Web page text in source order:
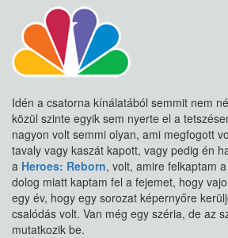
Idén a csatorna kínálatából semmit nem
közül szinte egyik sem nyerte el a
nagyon volt semmi olyan, ami megfogott
tavaly vagy kaszát kapott, vagy pedig én
a Heroes: Reborn, volt, amire felkaptam
dolog miatt kaptam fel a fejemet, hogy
egy év, hogy egy sorozat képernyőre
csalódás volt. Van még egy széria, de az
mutatkozik be.